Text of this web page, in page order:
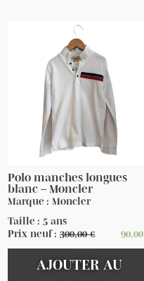
Polo manches longues
blanc – Moncler
Marque : Moncler
Taille : 5 ans
Prix neuf :300,00€ 90,00
AJOUTER AU